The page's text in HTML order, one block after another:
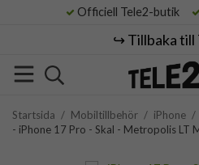
Officiell Tele2-butik
↪️ Tillbaka till
Startsida / Mobiltillbehör / iPhone /
- iPhone 17 Pro - Skal - Metropolis LT